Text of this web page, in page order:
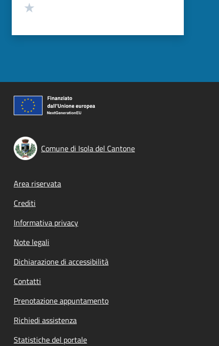
Comune di Isola del Cantone
Footer menu
Area riservata
Crediti
Informativa privacy
Note legali
Dichiarazione di accessibilità
Contatti
Prenotazione appuntamento
Richiedi assistenza
Statistiche del portale